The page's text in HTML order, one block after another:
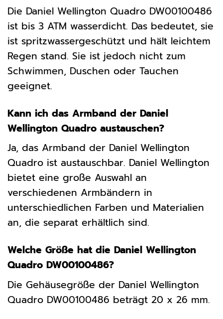
Die Daniel Wellington Quadro DW00100486
ist bis 3 ATM wasserdicht. Das bedeutet, sie
ist spritzwassergeschützt und hält leichtem
Regen stand. Sie ist jedoch nicht zum
Schwimmen, Duschen oder Tauchen
geeignet.
Kann ich das Armband der Daniel
Wellington Quadro austauschen?
Ja, das Armband der Daniel Wellington
Quadro ist austauschbar. Daniel Wellington
bietet eine große Auswahl an
verschiedenen Armbändern in
unterschiedlichen Farben und Materialien
an, die separat erhältlich sind.
Welche Größe hat die Daniel Wellington
Quadro DW00100486?
Die Gehäusegröße der Daniel Wellington
Quadro DW00100486 beträgt 20 x 26 mm.